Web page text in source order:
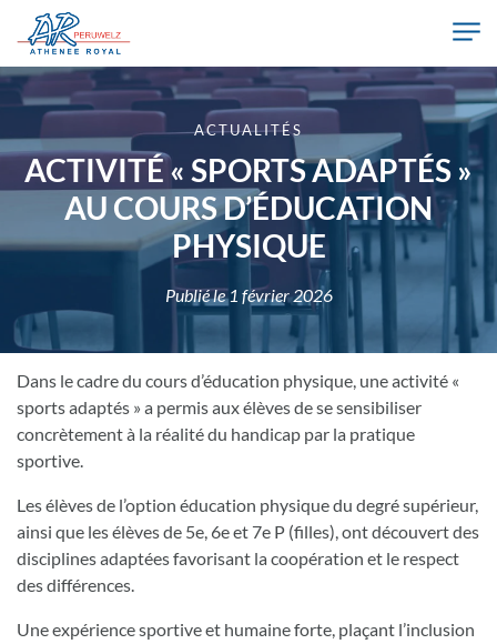
Skip to main content
Athénée Royal de Péruwelz
ACTUALITÉS
ACTIVITÉ « SPORTS ADAPTÉS »
AU COURS D’ÉDUCATION
PHYSIQUE
Publié le1 février 2026
Dans le cadre du cours d’éducation physique, une activité «
sports adaptés » a permis aux élèves de se sensibiliser
concrètement à la réalité du handicap par la pratique
sportive.
Les élèves de l’option éducation physique du degré supérieur,
ainsi que les élèves de 5e, 6e et 7e P (filles), ont découvert des
disciplines adaptées favorisant la coopération et le respect
des différences.
Une expérience sportive et humaine forte, plaçant l’inclusion